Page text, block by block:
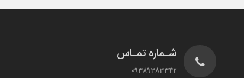
شـماره تمـاس
۰۹۳۸۹۳۸۳۳۴۲